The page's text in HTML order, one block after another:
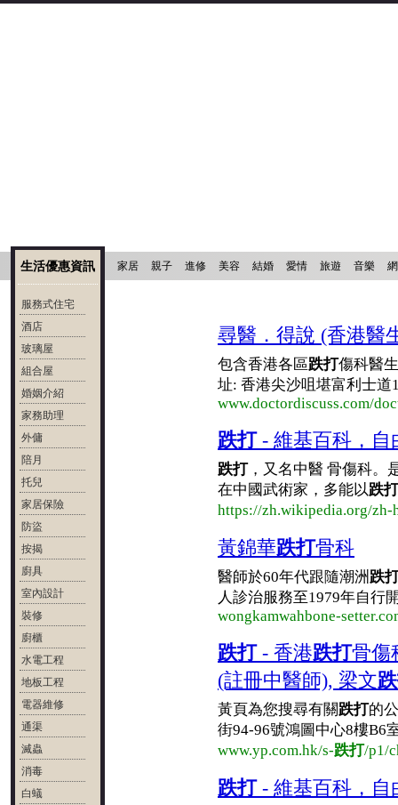
家居 親子 進修 美容 結婚 愛情 旅遊 音樂
生活優惠資訊
服務式住宅
酒店
玻璃屋
組合屋
婚姻介紹
家務助理
外傭
陪月
托兒
家居保險
防盜
按揭
廚具
室內設計
裝修
廚櫃
水電工程
地板工程
電器維修
通渠
滅蟲
消毒
白蟻
尋醫．得說 (香港醫
包含香港各區跌打傷科醫
址: 香港尖沙咀堪富利士道
www.doctordiscuss.com/
跌打- 維基百科，自
跌打，又名中醫 骨傷科。
在中國武術家，多能以跌打
https://zh.wikipedia.org/zh-
黃錦華跌打骨科
醫師於60年代跟隨潮洲 跌
人診治服務至1979年自行
wongkamwahbone-
跌打- 香港跌打骨傷
(註冊中醫師), 梁文
黃頁為您搜尋有關跌打的
街94-96號鴻圖中心8樓B6
www.yp.com.hk/s-跌打/p1/
跌打- 維基百科，自